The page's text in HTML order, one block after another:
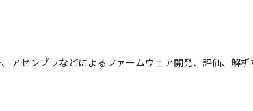
ー、スマートフォンの充電機能などを有した新規開発
検討、開発を行うに至っての環境構築を行います。
キルを習得可能な環境です。
アセンブラなどによるファームウェア開発、評価、解析